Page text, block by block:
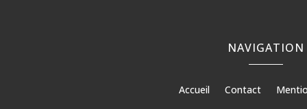
NAVIGATION
Accueil Contact